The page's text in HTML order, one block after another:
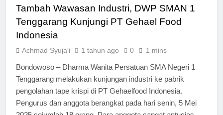
Tambah Wawasan Industri, DWP SMAN 1
Tenggarang Kunjungi PT Gehael Food
Indonesia
Achmad Syuja'i 1 tahun ago 0 1 mins
Bondowoso – Dharma Wanita Persatuan SMA Negeri 1
Tenggarang melakukan kunjungan industri ke pabrik
pengolahan tape krispi di PT Gehaelfood Indonesia.
Pengurus dan anggota berangkat pada hari senin, 5 Mei